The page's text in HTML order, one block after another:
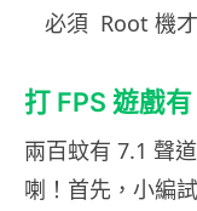
必須 Root 機
打 FPS 遊戲
兩百蚊有 7.1 聲
喇！首先，小編